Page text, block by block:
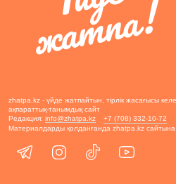
zhatpa.kz - үйде жатпайтын, тірлік жасағысы
ақпараттық-танымдық сайт
Редакция: info@zhatpa.kz
+7 (708) 332-10-72
Материалдарды қолданғанда zhatpa.kz сайтына